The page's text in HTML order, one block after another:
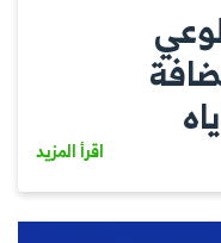
اقرأ المزيد